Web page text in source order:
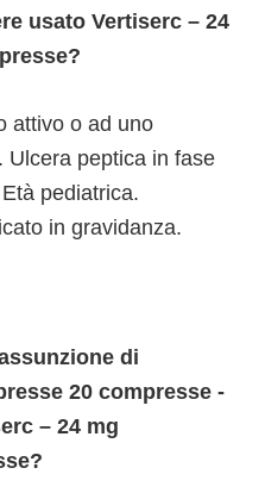
usato Vertiserc – 24
attivo o ad uno
Ulcera peptica in fase
pediatrica.
in gravidanza.
di
20 compresse -
– 24 mg